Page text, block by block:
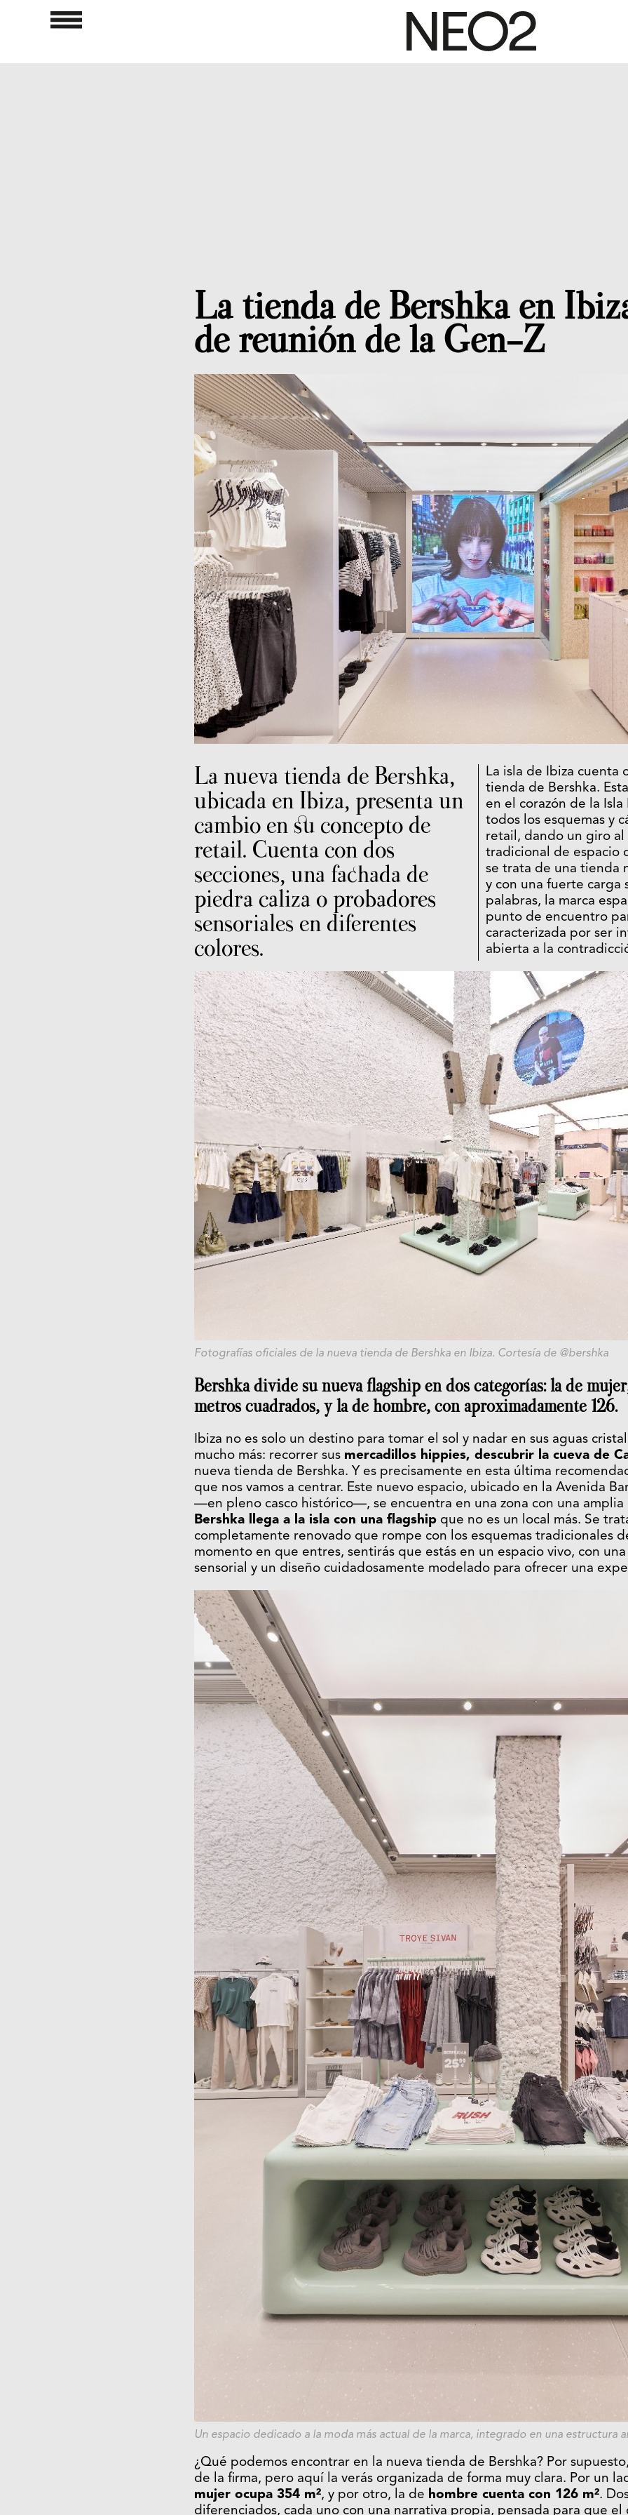
La tienda de Bershka en
de reunión de la Gen-Z
La nueva tienda de Bershka,
ubicada en Ibiza, presenta un
cambio en su concepto de
retail. Cuenta con dos
secciones, una fachada de
piedra caliza o probadores
sensoriales en diferentes
colores.
La isla de Ibiza cuenta
tienda de Bershka.
en el corazón de la
todos los esquemas y
retail, dando un giro al
tradicional de espacio
se trata de una tienda
y con una fuerte carga
palabras, la marca
punto de encuentro
caracterizada por ser
abierta a la
Fotografías oficiales de la nueva tienda de Bershka en Ibiza. Cortesía de @bershka
Bershka divide su nueva flagship en dos categorías: la de
metros cuadrados, y la de hombre, con aproximadamente 126.
Ibiza no es solo un destino para tomar el sol y nadar en sus aguas
mucho más: recorrer sus mercadillos hippies, descubrir la cueva de
nueva tienda de Bershka. Y es precisamente en esta última
que nos vamos a centrar. Este nuevo espacio, ubicado en la Avenida
—en pleno casco histórico—, se encuentra en una zona con una
Bershka llega a la isla con una flagship que no es un local más. Se
completamente renovado que rompe con los esquemas tradicionales
momento en que entres, sentirás que estás en un espacio vivo, con
sensorial y un diseño cuidadosamente modelado para ofrecer una
Un espacio dedicado a la moda más actual de la marca, integrado en una estructura
¿Qué podemos encontrar en la nueva tienda de Bershka? Por
de la firma, pero aquí la verás organizada de forma muy clara. Por un
mujer ocupa 354 m², y por otro, la de hombre cuenta con 126 m².
diferenciados, cada uno con una narrativa propia, pensada para que